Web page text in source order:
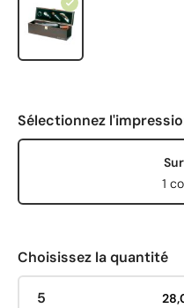
Sélectionnez
1
Choisissez la quantité
5